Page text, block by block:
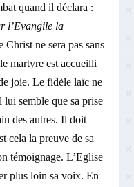
quand il déclara :
l’Evangile la
ne sera pas sans
martyre est accueilli
joie. Le fidèle laïc ne
semble que sa prise
des autres. Il doit
cela la preuve de sa
témoignage. L’Eglise
plus loin sa voix. En